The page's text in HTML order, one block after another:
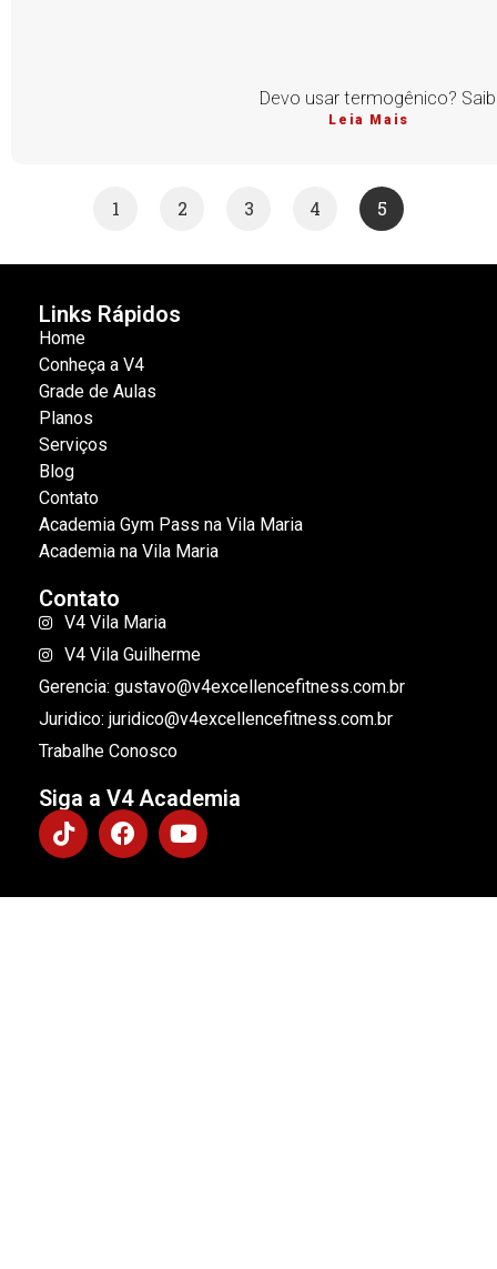
Devo usar termogênico?
Leia Mais
1 2 3 4 5
Links Rápidos
Home
Conheça a V4
Grade de Aulas
Planos
Serviços
Blog
Contato
Academia Gym Pass na Vila Maria
Academia na Vila Maria
Contato
V4 Vila Maria
V4 Vila Guilherme
Gerencia: gustavo@v4excellencefitness.com.br
Juridico: juridico@v4excellencefitness.com.br
Trabalhe Conosco
Siga a V4 Academia